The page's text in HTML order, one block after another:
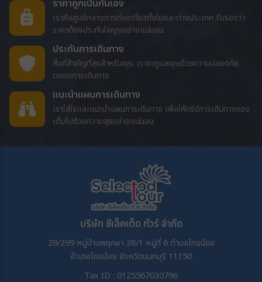
ราคาถูกเป็นกันเอง
เราคือศูนย์กลางการท่องเที่ยวทั้งในและต่างประเทศ รับรองว่า
ราคาต้องประทับใจคุณอย่างแน่นอน
ประกันการเดินทาง
สิ่งที่สำคัญที่สุดสำหรับคุณ เราจะดูแลคุณด้วยความปลอดภัย
ตลอดการเดินทาง
แนะนำแผนการเดินทาง
เราใส่ใจและแนะนำแผนการเดินทาง เพื่อให้ทริปการเดินทางของ
เต็มไปด้วยความสุขอย่างแน่นอน
บริษัท ซีเล็คเต็ด ทัวร์ จำกัด
29/299 หมู่บ้านพฤกษา 38/1 หมู่ที่ 6 ตำบลไทรน้อย
อำเภอไทรน้อย จังหวัดนนทบุรี 11150
Tax ID : 0125567030796